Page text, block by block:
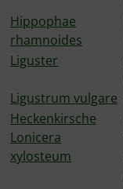
Hippophae
rhamnoides
Liguster
Ligustrum vulgare
Heckenkirsche
Lonicera
xylosteum